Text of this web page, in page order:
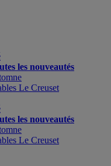
les nouveautés
Le Creuset
les nouveautés
Le Creuset